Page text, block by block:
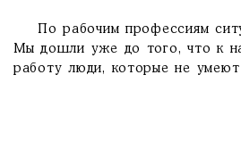
По рабочим профессиям
Мы дошли уже до того, что к
работу люди, которые не умеют